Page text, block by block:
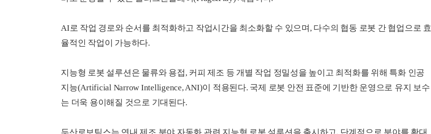
AI로 작업 경로와 순서를 최적화하고 작업시간을 최소화할 수 있으며, 다수의 협동 로봇 간 협업으로 효
율적인 작업이 가능하다.
지능형 로봇 설루션은 물류와 용접, 커피 제조 등 개별 작업 정밀성을 높이고 최적화를 위해 특화 인공
지능(Artificial Narrow Intelligence, ANI)이 적용된다. 국제 로봇 안전 표준에 기반한 운영으로 유지 보수
는 더욱 용이해질 것으로 기대된다.